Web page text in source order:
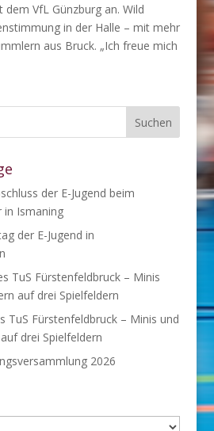
VfL Günzburg an. Wild
in der Halle – mit mehr
aus Bruck. „Ich freue mich
der E-Jugend beim
in Ismaning
der E-Jugend in
TuS Fürstenfeldbruck – Minis
auf drei Spielfeldern
TuS Fürstenfeldbruck – Minis und
drei Spielfeldern
2026